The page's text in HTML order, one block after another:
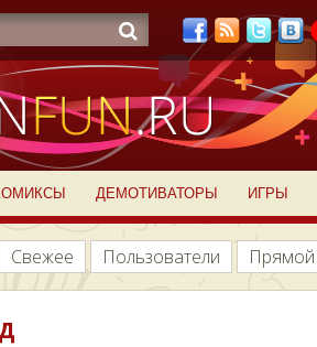
ДЕМОТИВАТОРЫ ИГРЫ
Свежее Пользователи